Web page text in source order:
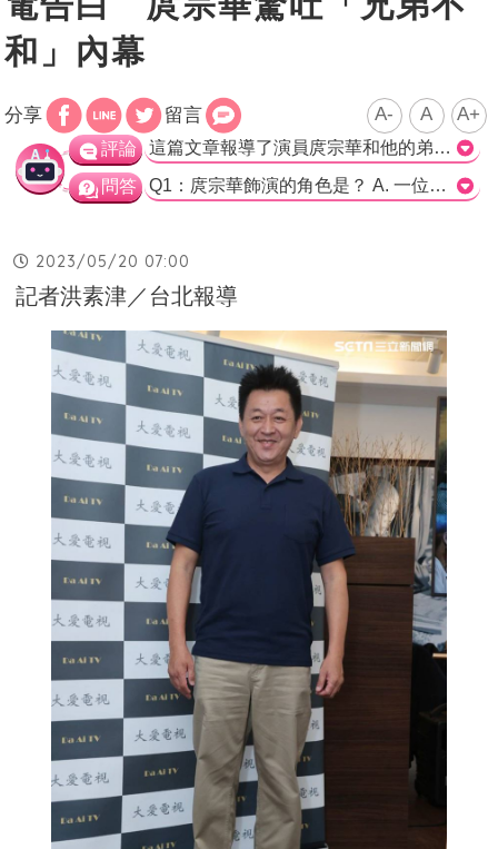
和」內幕
分享 留言 A- A A+
評論 這篇文章報導了演員庹宗華和他的弟弟庹宗康的彼此關係，並且提到了庹宗華最近參演的作品及其受到的討論。除此之外，報導也透露了庹宗華家庭以及與弟弟間的交流情況，讓讀者更加了解這位演員的生活面向。 關於庹宗華在演技上的表現，他在最近的作品中受到了討論，並展現了出色的演出能力，這個訊息也讓讀者對他更加瞭解及關注。報導也提到庹宗華和他的弟弟間的交流情況，雖然由於工作和家庭的原因很少見面，但是兩人之間的感情並不冷淡，更值得讀者欣賞。 整體而言，這篇文章報導了庹宗華的演藝事業的近況，並且介紹了他與弟弟間的情感相處方式，這樣的報導讓讀者更能了解演員的另一面，而非只是表面上的形象。>
問答 Q1：庹宗華飾演的角色是？ A. 一位退休警察 B. 一位退伍軍人生下兩名智能不足的子女 C. 一位匿名捐贈者 正確解答：B Q2：庹宗華近期演出的作品不包括下列哪一部？ A. 《搜尋者》 B. 《模仿犯》 C. 《關於我和鬼變成家人的那件事》 正確解答：C Q3：庹宗華和弟弟庹宗康的關係如何？ A. 兄弟倆關係不好 B. 兄弟倆關係很好，常一起演出 C. 兄弟倆關係普通，偶爾聯絡 正確解答：A
2023/05/20 07:00
記者洪素津／台北報導